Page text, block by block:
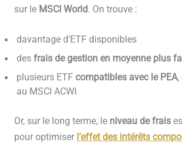
sur le MSCI World. On trouve :
davantage d’ETF disponibles
des frais de gestion en moyenne plus
plusieurs ETF compatibles avec le PEA,
au MSCI ACWI
Or, sur le long terme, le niveau de frais
pour optimiser l’effet des intérêts